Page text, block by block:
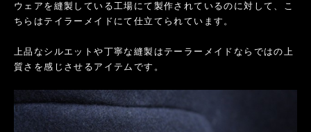
ウェアを縫製している工場にて製作されているのに対して、こ
ちらはテイラーメイドにて仕立てられています。
上品なシルエットや丁寧な縫製はテーラーメイドならではの上
質さを感じさせるアイテムです。